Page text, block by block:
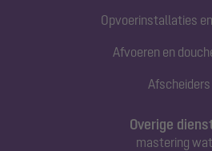
Opvoerinstallaties
Afvoeren en
Afscheiders
Overige
mastering